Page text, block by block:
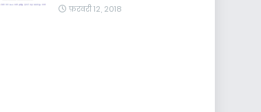
फ़रवरी 12, 2018